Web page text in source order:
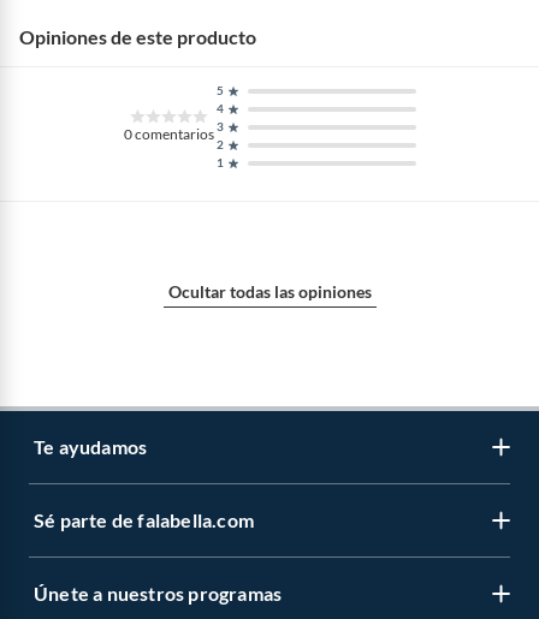
Opiniones de este producto
0comentarios
1
2
3
4
5
Ocultar todas las opiniones
Te ayudamos
Venta telefónica
Sé parte de falabella.com
Vende en falabella.com
Únete a nuestros programas